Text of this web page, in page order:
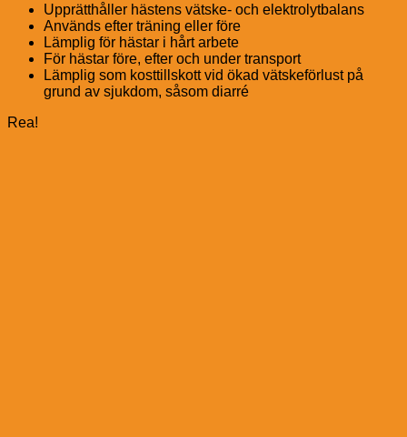
Upprätthåller hästens vätske- och elektrolytbalans
Används efter träning eller före
Lämplig för hästar i hårt arbete
För hästar före, efter och under transport
Lämplig som kosttillskott vid ökad vätskeförlust på
grund av sjukdom, såsom diarré
Rea!